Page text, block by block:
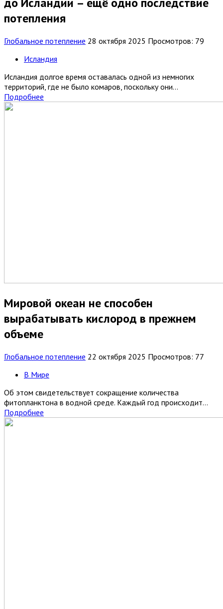
потепления
Глобальное потепление 28 октября 2025 Просмотров: 79
Исландия
Исландия долгое время оставалась одной из немногих
территорий, где не было комаров, поскольку они...
Подробнее
Мировой океан не способен
вырабатывать кислород в прежнем
объеме
Глобальное потепление 22 октября 2025 Просмотров: 77
В Мире
Об этом свидетельствует сокращение количества
фитопланктона в водной среде. Каждый год происходит...
Подробнее